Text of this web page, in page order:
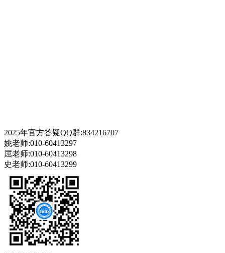
2025年官方答疑QQ群:834216707
姚老师:010-60413297
屈老师:010-60413298
史老师:010-60413299